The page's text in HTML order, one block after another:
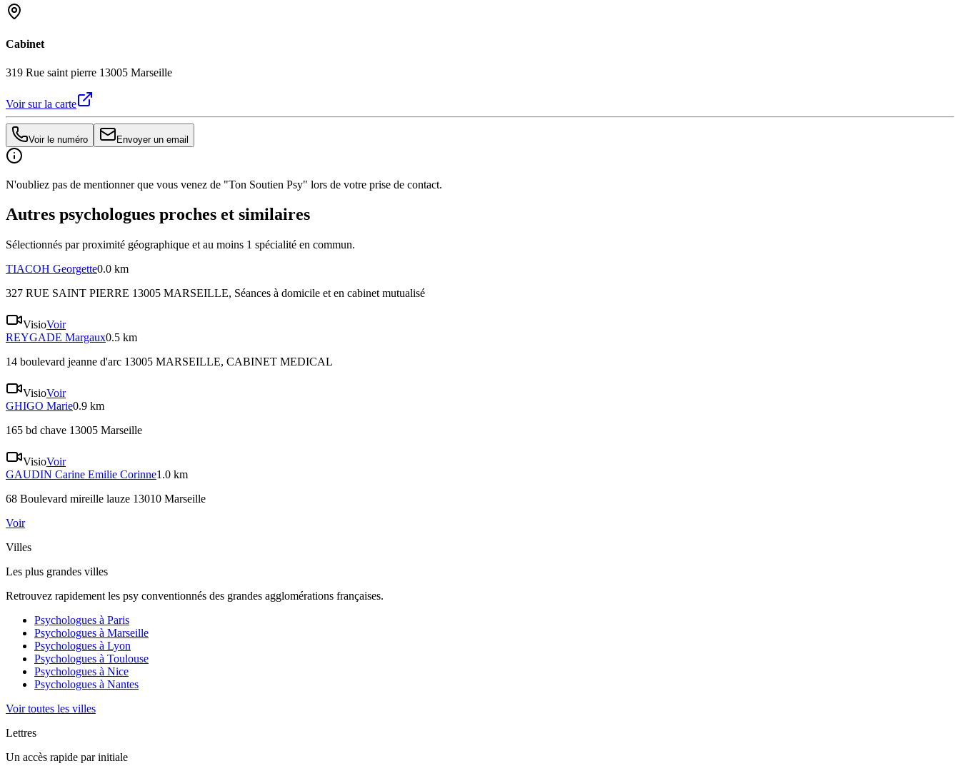
Cabinet
319 Rue saint pierre 13005 Marseille
Voir sur la carte
Voir le numéro Envoyer un email
N'oubliez pas de mentionner que vous venez de "Ton Soutien Psy" lors de votre prise de contact.
Autres psychologues proches et similaires
Sélectionnés par proximité géographique et au moins 1 spécialité en commun.
TIACOH Georgette0.0 km
327 RUE SAINT PIERRE 13005 MARSEILLE, Séances à domicile et en cabinet mutualisé
VisioVoir
REYGADE Margaux0.5 km
14 boulevard jeanne d'arc 13005 MARSEILLE, CABINET MEDICAL
VisioVoir
GHIGO Marie0.9 km
165 bd chave 13005 Marseille
VisioVoir
GAUDIN Carine Emilie Corinne1.0 km
68 Boulevard mireille lauze 13010 Marseille
Voir
Villes
Les plus grandes villes
Retrouvez rapidement les psy conventionnés des grandes agglomérations françaises.
Psychologues à Paris
Psychologues à Marseille
Psychologues à Lyon
Psychologues à Toulouse
Psychologues à Nice
Psychologues à Nantes
Voir toutes les villes
Lettres
Un accès rapide par initiale